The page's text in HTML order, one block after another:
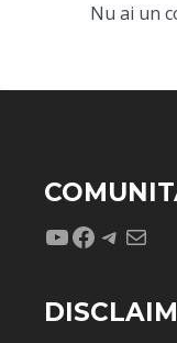
Nu ai un
YouTube
Mail